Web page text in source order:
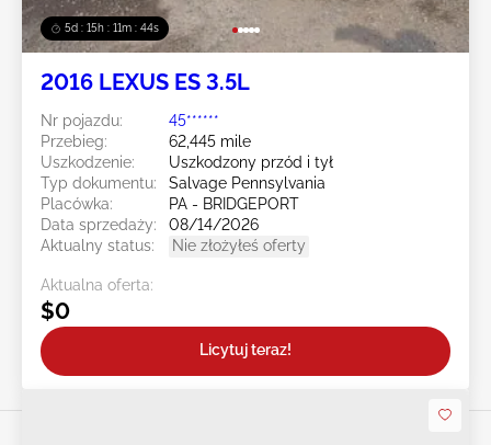
5d : 15h : 11m : 42s
2016 LEXUS ES 3.5L
Nr pojazdu:
45******
Przebieg:
62,445 mile
Uszkodzenie:
Uszkodzony przód i tył
Typ dokumentu:
Salvage Pennsylvania
Placówka:
PA - BRIDGEPORT
Data sprzedaży:
08/14/2026
Aktualny status:
Nie złożyłeś oferty
Aktualna oferta:
$0
Licytuj teraz!